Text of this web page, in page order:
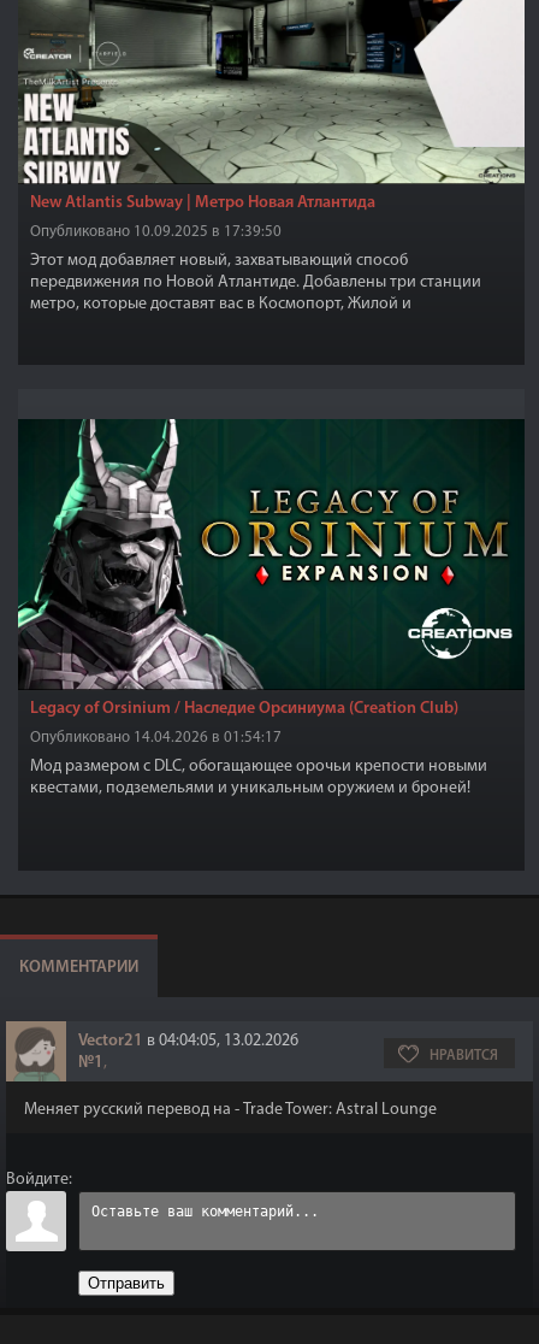
New Atlantis Subway | Метро Новая Атлантида
Опубликовано 10.09.2025 в 17:39:50
Этот мод добавляет новый, захватывающий способ
передвижения по Новой Атлантиде. Добавлены три станции
метро, которые доставят вас в Космопорт, Жилой и
Legacy of Orsinium / Наследие Орсиниума (Creation Club)
Опубликовано 14.04.2026 в 01:54:17
Мод размером с DLC, обогащающее орочьи крепости новыми
квестами, подземельями и уникальным оружием и броней!
КОММЕНТАРИИ
Vector21 в 04:04:05, 13.02.2026
№1 , НРАВИТСЯ
Меняет русский перевод на - Trade Tower: Astral Lounge
Войдите:
Отправить